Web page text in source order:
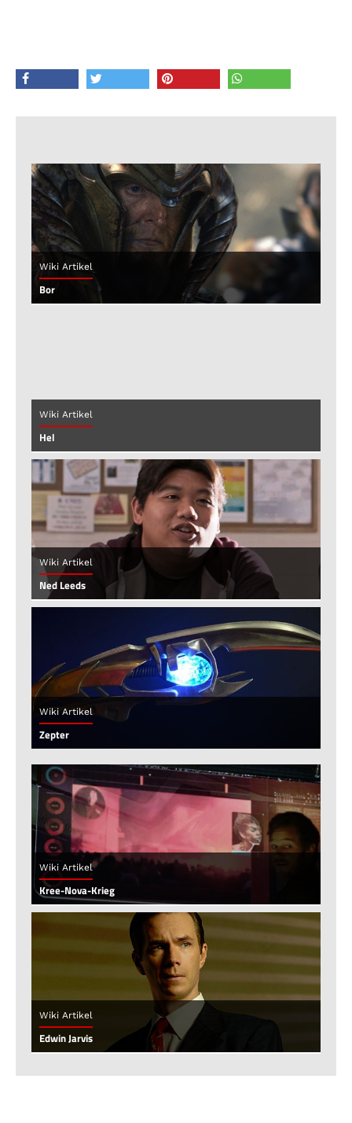
Wiki Artikel
Bor
Wiki Artikel
Hel
Wiki Artikel
Ned Leeds
Wiki Artikel
Zepter
Wiki Artikel
Kree-Nova-Krieg
Wiki Artikel
Edwin Jarvis